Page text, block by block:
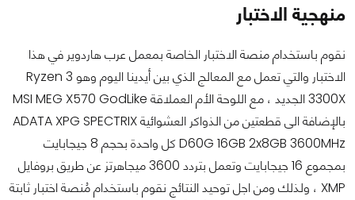
منهجية الاختبار
نقوم باستخدام منصة الاختبار الخاصة بمعمل عرب هاردوير في هذا
الاختبار والتي تعمل مع المعالج الذي بين أيدينا اليوم وهو Ryzen 3
3300X الجديد ، مع اللوحة الأم العملاقة MSI MEG X570 GodLike
بالإضافة الى قطعتين من الذواكر العشوائية ADATA XPG SPECTRIX
D60G 16GB 2x8GB 3600MHz كل واحدة بحجم 8 جيجابايت
بمجموع 16 جيجابايت وتعمل بتردد 3600 ميجاهرتز عن طريق بروفايل
XMP ، ولذلك ومن اجل توحيد النتائج نقوم باستخدام مُنصة اختبار ثابتة